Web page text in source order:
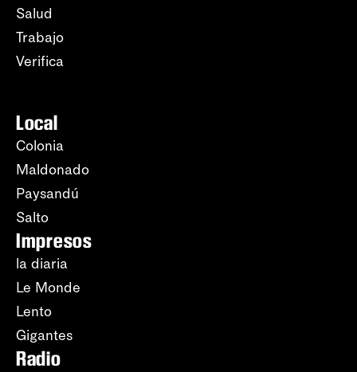
Salud
Trabajo
Verifica
Local
Colonia
Maldonado
Paysandú
Salto
Impresos
la diaria
Le Monde
Lento
Gigantes
Radio